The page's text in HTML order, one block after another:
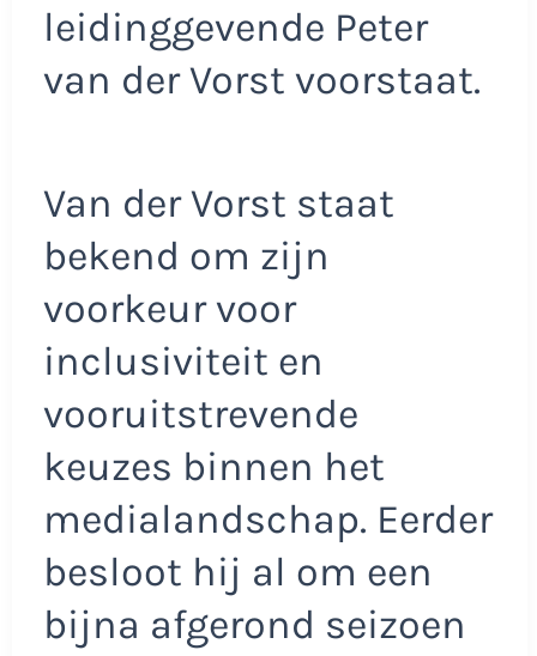
leidinggevende Peter
van der Vorst voorstaat.
Van der Vorst staat
bekend om zijn
voorkeur voor
inclusiviteit en
vooruitstrevende
keuzes binnen het
medialandschap. Eerder
besloot hij al om een
bijna afgerond seizoen